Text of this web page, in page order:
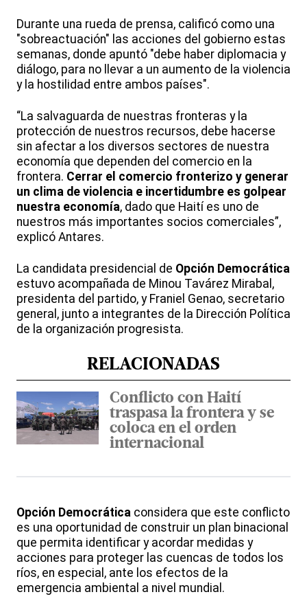
Durante una rueda de prensa, calificó como una
"sobreactuación" las acciones del gobierno estas
semanas, donde apuntó "debe haber diplomacia y
diálogo, para no llevar a un aumento de la violencia
y la hostilidad entre ambos países".
“La salvaguarda de nuestras fronteras y la
protección de nuestros recursos, debe hacerse
sin afectar a los diversos sectores de nuestra
economía que dependen del comercio en la
frontera. Cerrar el comercio fronterizo y generar
un clima de violencia e incertidumbre es golpear
nuestra economía, dado que Haití es uno de
nuestros más importantes socios comerciales”,
explicó Antares.
La candidata presidencial de Opción Democrática
estuvo acompañada de Minou Tavárez Mirabal,
presidenta del partido, y Franiel Genao, secretario
general, junto a integrantes de la Dirección Política
de la organización progresista.
RELACIONADAS
Conflicto con Haití
traspasa la frontera y se
coloca en el orden
internacional
Opción Democrática considera que este conflicto
es una oportunidad de construir un plan binacional
que permita identificar y acordar medidas y
acciones para proteger las cuencas de todos los
ríos, en especial, ante los efectos de la
emergencia ambiental a nivel mundial.